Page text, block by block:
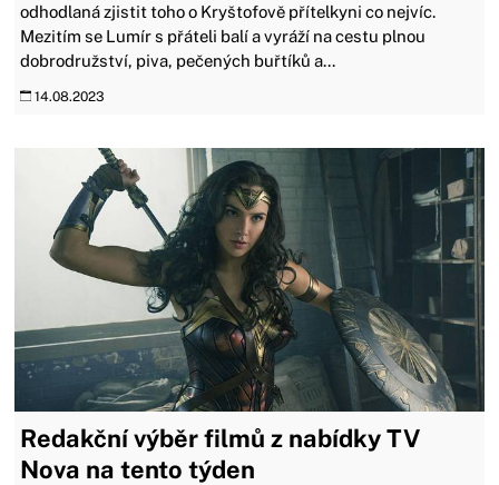
odhodlaná zjistit toho o Kryštofově přítelkyni co nejvíc.
Mezitím se Lumír s přáteli balí a vyráží na cestu plnou
dobrodružství, piva, pečených buřtíků a...
14.08.2023
Redakční výběr filmů z nabídky TV
Nova na tento týden